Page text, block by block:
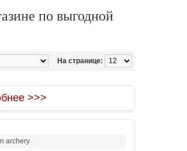
по выгодной
На странице:
>>>
archery